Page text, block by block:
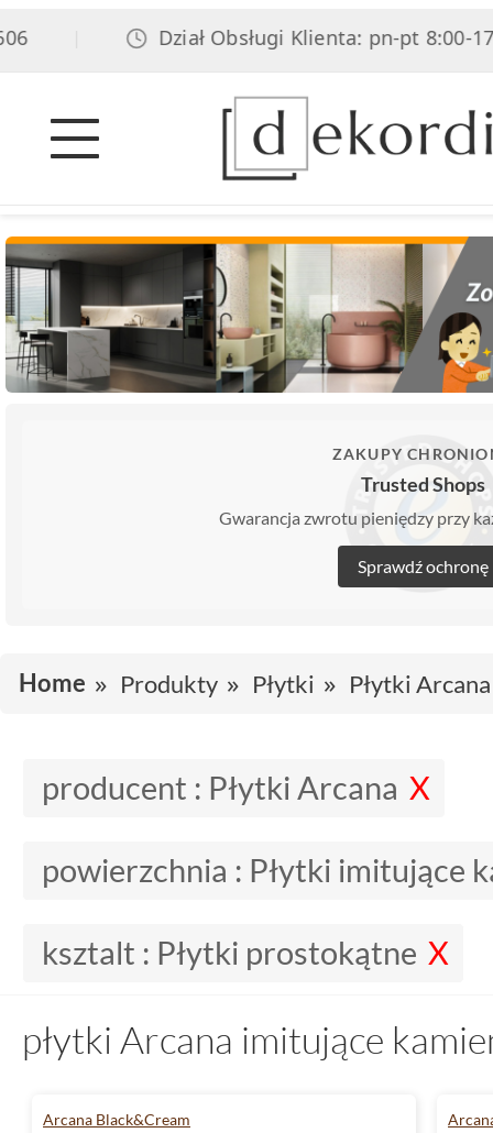
Dział Obsługi Klienta: pn-pt 8:00-
ZAKUPY
Trusted Shops
Gwarancja zwrotu pieniędzy przy
Sprawdź ochronę
Home Produkty Płytki Płytki Arcana
producent : Płytki Arcana
powierzchnia : Płytki imitujące
ksztalt : Płytki prostokątne
płytki Arcana imitujące
Arcana Black&Cream